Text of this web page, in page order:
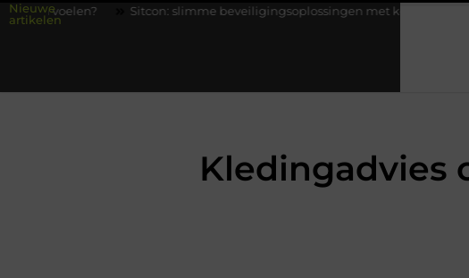
Nieuwe
artikelen
Sitcon: slimme beveiligingsoplossingen met kennis uit de praktijk
Kledingadvies